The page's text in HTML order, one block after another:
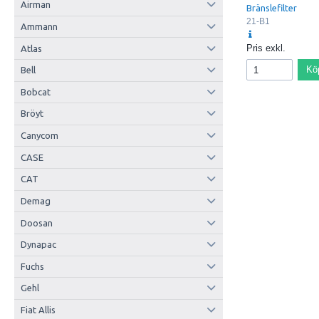
Airman
Ammann
Atlas
Bell
Bobcat
Bröyt
Canycom
CASE
CAT
Demag
Doosan
Dynapac
Fuchs
Gehl
Fiat Allis
Bränslefilter
21-B1
Pris exkl.